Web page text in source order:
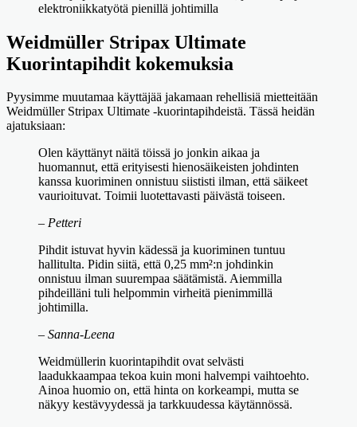
elektroniikkatyötä pienillä johtimilla
Weidmüller Stripax Ultimate
Kuorintapihdit kokemuksia
Pyysimme muutamaa käyttäjää jakamaan rehellisiä mietteitään
Weidmüller Stripax Ultimate -kuorintapihdeistä. Tässä heidän
ajatuksiaan:
Olen käyttänyt näitä töissä jo jonkin aikaa ja
huomannut, että erityisesti hienosäikeisten johdinten
kanssa kuoriminen onnistuu siististi ilman, että säikeet
vaurioituvat. Toimii luotettavasti päivästä toiseen.
– Petteri
Pihdit istuvat hyvin kädessä ja kuoriminen tuntuu
hallitulta. Pidin siitä, että 0,25 mm²:n johdinkin
onnistuu ilman suurempaa säätämistä. Aiemmilla
pihdeilläni tuli helpommin virheitä pienimmillä
johtimilla.
– Sanna-Leena
Weidmüllerin kuorintapihdit ovat selvästi
laadukkaampaa tekoa kuin moni halvempi vaihtoehto.
Ainoa huomio on, että hinta on korkeampi, mutta se
näkyy kestävyydessä ja tarkkuudessa käytännössä.